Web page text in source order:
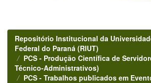
Repositório Institucional da
Federal do Paraná (RIUT)
PCS - Produção Científica de
Técnico-Administrativos)
PCS - Trabalhos publicados em